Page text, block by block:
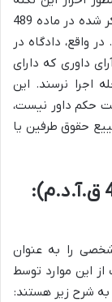
است که رای داوری با هیچ یک از موارد بطلان ذکر شده در ماده 489
واقع، دادگاه در
داوری که دارای
اجرا نرسند. این
حکم داور نیست،
حقوق طرفین یا
موارد بطلان رای داوری (ماده 489 ق.آ.د.م):
مشخصی را به عنوان
از این موارد توسط
به شرح زیر هستند: